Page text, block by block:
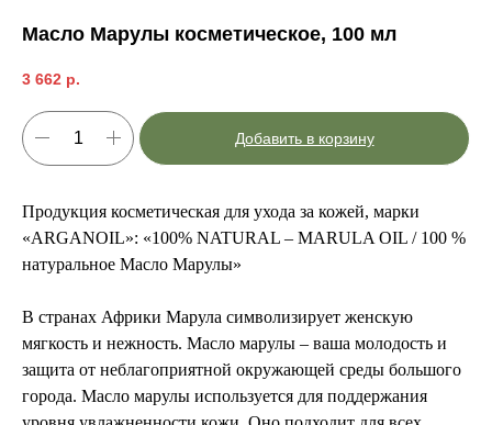
Масло Марулы косметическое, 100 мл
3 662 р.
Добавить в корзину
Продукция косметическая для ухода за кожей, марки
«ARGANOIL»: «100% NATURAL – MARULA OIL / 100 %
натуральное Масло Марулы»
В странах Африки Марула символизирует женскую
мягкость и нежность. Масло марулы – ваша молодость и
защита от неблагоприятной окружающей среды большого
города. Масло марулы используется для поддержания